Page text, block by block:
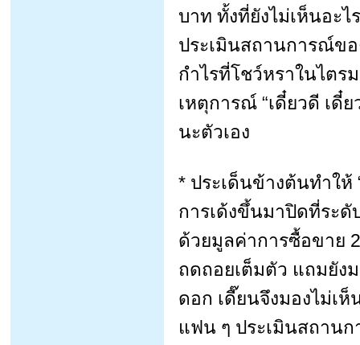
บาท ทั้งที่ยังไม่เห็นอะไ
ประเมินสถานการณ์ข
กำไรที่โชว์หราในไตร
เหตุการณ์ “เดี๋ยวดี เดี๋
นะตัวเอง
* ประเด็นข้างต้นทำให้
การเด้งขึ้นมาปิดที่ระดั
ด้วยมูลค่าการซื้อขาย
ถดถอยเต็มตัว แถมยัง
ดอก เดี๊ยนจึงมองไม่เ
แฟน ๆ ประเมินสถานก